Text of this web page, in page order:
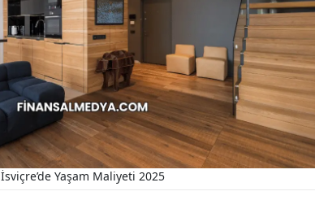
İsviçre’de Yaşam Maliyeti 2025